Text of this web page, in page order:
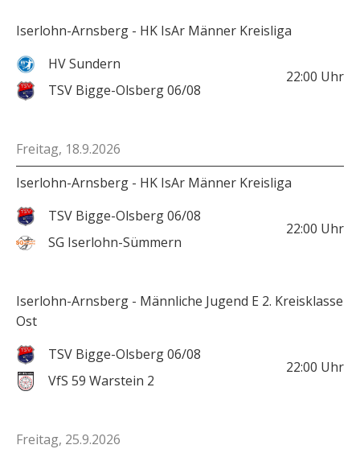
Iserlohn-Arnsberg - HK IsAr Männer Kreisliga
HV Sundern
TSV Bigge-Olsberg 06/08
22:00 Uhr
Freitag, 18.9.2026
Iserlohn-Arnsberg - HK IsAr Männer Kreisliga
TSV Bigge-Olsberg 06/08
SG Iserlohn-Sümmern
22:00 Uhr
Iserlohn-Arnsberg - Männliche Jugend E 2. Kreisklasse
Ost
TSV Bigge-Olsberg 06/08
VfS 59 Warstein 2
22:00 Uhr
Freitag, 25.9.2026